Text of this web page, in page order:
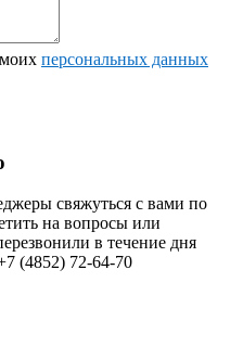
персональных данных
свяжуться с вами по
на вопросы или
в течение дня
(4852) 72-64-70